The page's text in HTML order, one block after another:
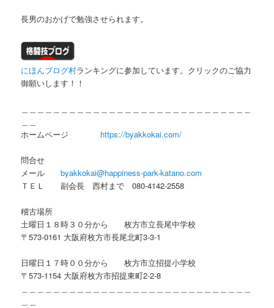
長男のおかげで勉強させられます。
にほんブログ村ランキングに参加しています。クリックのご協力
御願いします！！
ホームページ https://byakkokai.com/
問合せ
メールbyakkokai@happiness-park-katano.com
ＴＥＬ 副会長 西村まで 080-4142-2558
稽古場所
土曜日１８時３０分から 枚方市立長尾中学校
〒573-0161 大阪府枚方市長尾北町3-3-1
日曜日１７時００分から 枚方市立招提小学校
〒573-1154 大阪府枚方市招提東町2-2-8